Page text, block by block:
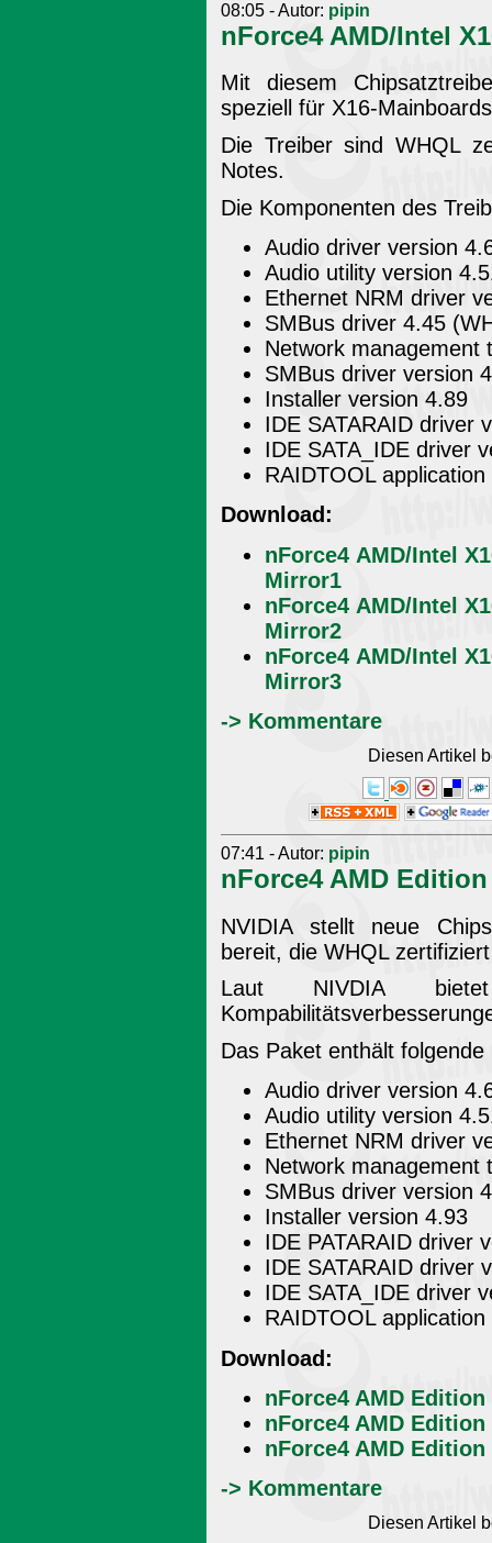
08:05 - Autor: pipin
nForce4 AMD/Intel
Mit diesem
speziell für X16-
Die Treiber sind WHQL
Notes.
Die Komponenten des
Audio driver version
Audio utility version
Ethernet NRM driver
SMBus driver 4.45
Network management
SMBus driver version
Installer version 4.89
IDE SATARAID driver
IDE SATA_IDE driver
RAIDTOOL
Download:
nForce4 AMD/Intel
Mirror1
nForce4 AMD/Intel
Mirror2
nForce4 AMD/Intel
Mirror3
-> Kommentare
Diesen Artikel
07:41 - Autor: pipin
nForce4 AMD
NVIDIA stellt neue
bereit, die WHQL
Laut NIVDIA
Das Paket enthält
Audio driver version
Audio utility version
Ethernet NRM driver
Network management
SMBus driver version
Installer version 4.93
IDE PATARAID driver
IDE SATARAID driver
IDE SATA_IDE driver
RAIDTOOL
Download:
nForce4 AMD
nForce4 AMD
nForce4 AMD
-> Kommentare
Diesen Artikel